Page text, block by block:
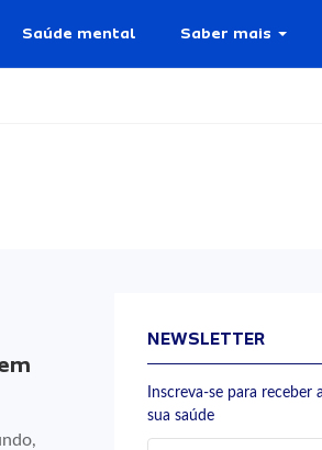
Saúde mental Saber mais
NEWSLETTER
Inscreva-se para receber
sua saúde